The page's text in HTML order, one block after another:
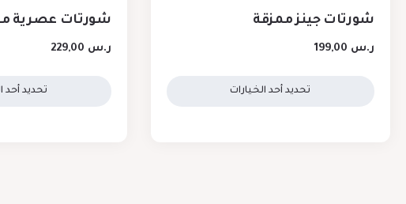
شورتات جينز ممزقة
ر.س
تحديد أحد الخيارات
شورتات عصرية
ر.س
تحديد أحد